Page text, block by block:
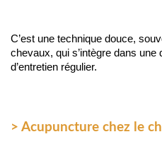
C’est une technique douce,
chevaux, qui s’intègre dans
d’entretien régulier.
> Acupuncture chez le